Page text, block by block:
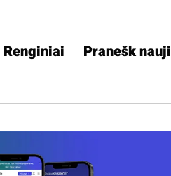
Renginiai Pranešk